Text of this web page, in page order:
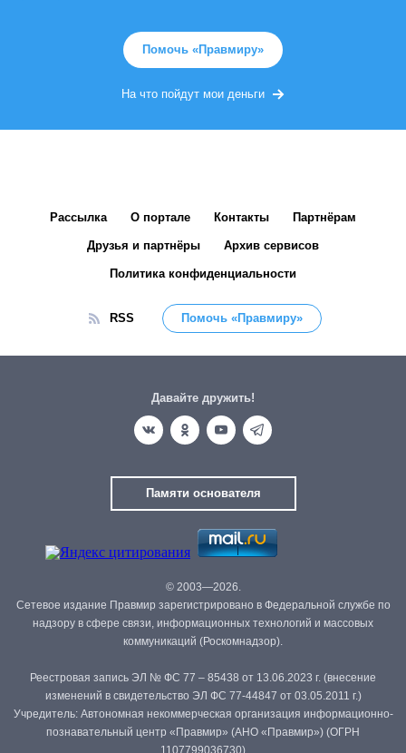
Помочь «Правмиру»
На что пойдут мои деньги
Рассылка О портале Контакты Партнёрам
Друзья и партнёры Архив сервисов
Политика конфиденциальности
RSS Помочь «Правмиру»
Давайте дружить!
Памяти основателя
© 2003—2026.
Сетевое издание Правмир зарегистрировано в Федеральной службе по
надзору в сфере связи, информационных технологий и массовых
коммуникаций (Роскомнадзор).
Реестровая запись ЭЛ № ФС 77 – 85438 от 13.06.2023 г. (внесение
изменений в свидетельство ЭЛ ФС 77-44847 от 03.05.2011 г.)
Учредитель: Автономная некоммерческая организация информационно-
познавательный центр «Правмир» (АНО «Правмир») (ОГРН
1107799036730)